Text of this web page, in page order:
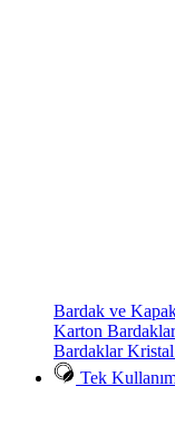
Bardak ve
Karton
Bardaklar
Tek